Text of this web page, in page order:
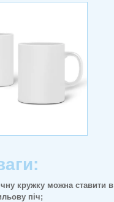
кружку можна ставити в
піч;